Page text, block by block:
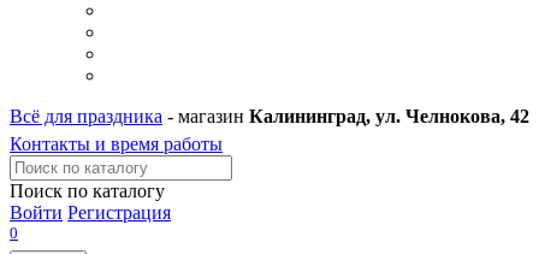
Всё для праздника - магазин Калининград, ул. Челнокова, 42
Контакты и время работы
Поиск по каталогу
Войти Регистрация
0